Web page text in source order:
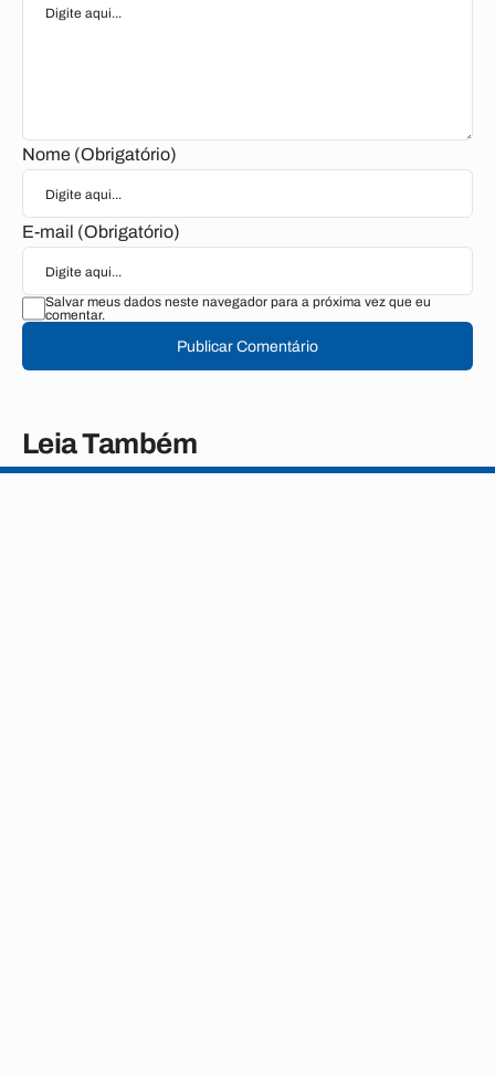
Nome (Obrigatório)
E-mail (Obrigatório)
Salvar meus dados neste navegador para a próxima vez que eu
comentar.
Publicar Comentário
Leia Também